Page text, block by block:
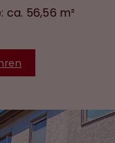
56,56 m²